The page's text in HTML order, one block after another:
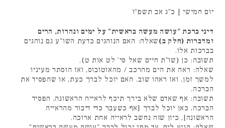
יום חמישי | כ"ג אב תשפ"ו
דיני ברכת "עושה מעשה בראשית" על ימים ונהרות, הרים
ומדברות (חלק ב)שאלה: האם הנוהגים כדעת השו"ע גם נוהגים
בברכות אלו.
תשובה: כן (שו"ת חיים שאל סי' לט אות ט).
שאלה: ראה את הים מהרכב / מהאוטובוס, ואז הוסתר מעיניו
למשך זמן, ואז ראהו שוב. האם יוכל לברך כעת, או שהפסיד את
הברכה.
תשובה: אף שאדם שלא בירך תיכף לראייה הראשונה, הפסיד
הברכה, כאן יוכל לברך [אף כשעבר כדי דיבור מהראייה
הראשונה], כיון שזה נחשב לראייה אחת ארוכה.